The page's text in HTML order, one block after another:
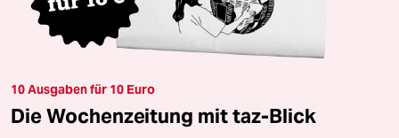
10 Ausgaben für 10 Euro
Die Wochenzeitung mit taz-Blick